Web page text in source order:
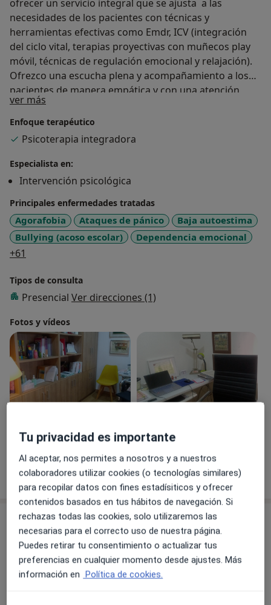
ofrecer un servicio integral que se ajusta a las
necesidades de los pacientes con técnicas y
herramientas efectivas como Emdr, ICV (integración
del ciclo vital, terapias proyectivas con muñecos play
móvil, técnicas de regulación emocional y relajación).
Ofrezco una escucha plena y acompañamiento a los
pacientes de manera empática y con una atención
personalizada a las necesidades personales de cada
paciente.
ver más
Enfoque terapéutico
Psicoterapia integradora
Especialista en:
Intervención psicológica
Principales enfermedades tratadas
Agorafobia Ataques de pánico
Baja autoestima
Bullying (acoso escolar)
Dependencia emocional
+61
Tipos de consulta
Presencial Ver direcciones (1)
Fotos y vídeos
Ver galería (4)
Mostrar más detalles
sobre la experiencia
Servicios y precios
Visita Psicología
Desde 50 € Detalles Reservar cita
Tu privacidad es importante
Al aceptar, nos permites a nosotros y a nuestros
colaboradores utilizar cookies (o tecnologías similares)
para recopilar datos con fines estadísiticos y ofrecer
contenidos basados en tus hábitos de navegación. Si
rechazas todas las cookies, solo utilizaremos las
necesarias para el correcto uso de nuestra página.
Puedes retirar tu consentimiento o actualizar tus
preferencias en cualquier momento desde ajustes. Más
información en Política de cookies.